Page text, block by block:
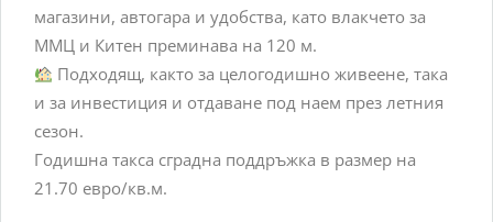
магазини, автогара и удобства, като влакчето за
ММЦ и Китен преминава на 120 м.
Подходящ, както за целогодишно живеене, така
и за инвестиция и отдаване под наем през летния
сезон.
Годишна такса сградна поддръжка в размер на
21.70 евро/кв.м.